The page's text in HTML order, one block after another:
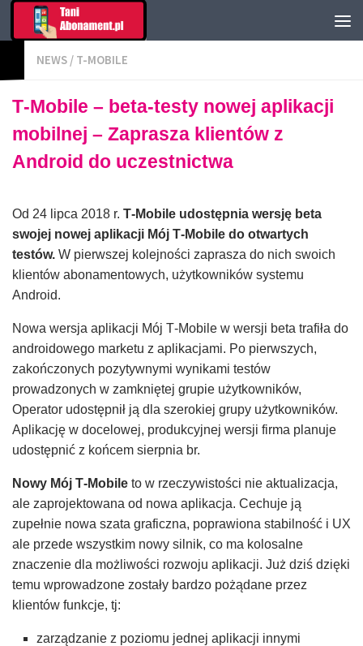
NEWS / T-MOBILE
T‑Mobile – beta-testy nowej aplikacji
mobilnej – Zaprasza klientów z
Android do uczestnictwa
Od 24 lipca 2018 r. T‑Mobile udostępnia wersję beta
swojej nowej aplikacji Mój T‑Mobile do otwartych
testów. W pierwszej kolejności zaprasza do nich swoich
klientów abonamentowych, użytkowników systemu
Android.
Nowa wersja aplikacji Mój T‑Mobile w wersji beta trafiła do
androidowego marketu z aplikacjami. Po pierwszych,
zakończonych pozytywnymi wynikami testów
prowadzonych w zamkniętej grupie użytkowników,
Operator udostępnił ją dla szerokiej grupy użytkowników.
Aplikację w docelowej, produkcyjnej wersji firma planuje
udostępnić z końcem sierpnia br.
Nowy Mój T‑Mobile to w rzeczywistości nie aktualizacja,
ale zaprojektowana od nowa aplikacja. Cechuje ją
zupełnie nowa szata graficzna, poprawiona stabilność i UX
ale przede wszystkim nowy silnik, co ma kolosalne
znaczenie dla możliwości rozwoju aplikacji. Już dziś dzięki
temu wprowadzone zostały bardzo pożądane przez
klientów funkcje, tj:
zarządzanie z poziomu jednej aplikacji innymi